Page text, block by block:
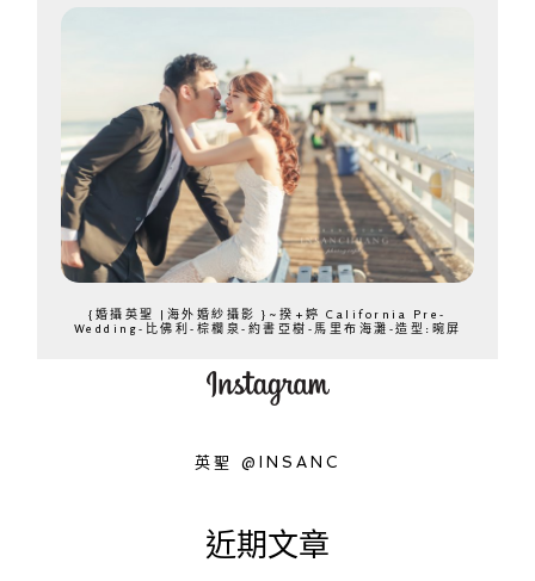
{婚攝英聖 |海外婚紗攝影 }~揆+婷 California Pre-
Wedding-比佛利-棕櫚泉-約書亞樹-馬里布海灘-造型:晼屏
英聖 @INSANC
近期文章